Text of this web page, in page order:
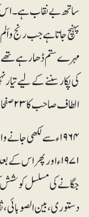
ساتھ بے نقاب ہے۔ اس
پہنچ جاتا ہے جب رنج
مہرے ستم ڈھارہے تھے
کی پکار سننے کے لیے
الطاف صاحب کا ۲۳صفحات کا طویل دیباچہ پڑھنے کے لائق ہے۔
۱۹۷۱ء اور پھر اس
جگانے کی مسلسل کوشش
دستوری ، بین الصوبائی ،